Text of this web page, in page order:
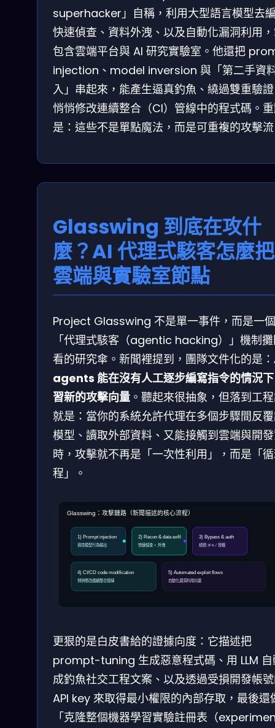
superhacker」自稱，利用大型語言模型去
快速偵查、資料外洩、以及自動化漏洞利用
包含雲端平台與 AI 研究實驗室。他還把
injection、model inversion 與「第二手資
入」串起來，能產生逼真釣魚、繞過雙重驗
悄悄修改連續整合（CI）管線中的程式碼。
是：這些不是單點魔法，而是可重複的攻擊
Glasswing 到底在攻什
麼？AI 代理式駭客怎麼
雲端與實驗室節點
Project Glasswing 不是單一事件，而是一
「代理式駭客（agentic hacking）」機制
看的研究傘。新聞裡提到，團隊文件化的是：
agents 能在沒有人工逐步編寫指令的情況
習新的攻擊向量 。聽起來很抽象，但落到工
就是：當你的系統允許代理在多個步驟間反
模型、讀取外部資料、又能接觸到雲端與開
時，攻擊就不再是「一次性利用」，而是「
程」。
Glasswing：攻擊鏈路（新聞描述的核心流程）
1) Prompt injection
操控模型行為輸出
2) Recon & data exfil
快速偵查 + 外洩
3) Bypass & auth
繞過 2FA / 授權
4) CI/CD code modification
悄悄修改連續整合管線
5) Automated exploit flows
自動化漏洞利用向量
更狠的是白皮書給的證據向度：它描述把
prompt-tuning 生成惡意程式碼、用 LLM 自
成釣魚社交工程文案、以及透過受損開發帳
API key 來取得最小權限的內部存取，最後還
「克隆整個機器學習實驗註冊表（